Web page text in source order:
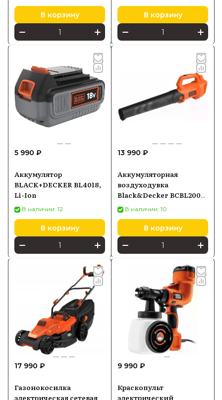
В корзину В корзину
5 990 ₽
Аккумулятор
BLACK+DECKER BL4018,
Li-Ion
В наличии: 12
В корзину
13 990 ₽
Аккумуляторная
воздуходувка
Black&Decker BCBL200B-
XJВ наличии: 10
В корзину
17 990 ₽
Газонокосилка
электрическая сетевая
9 990 ₽
Краскопульт
электрический